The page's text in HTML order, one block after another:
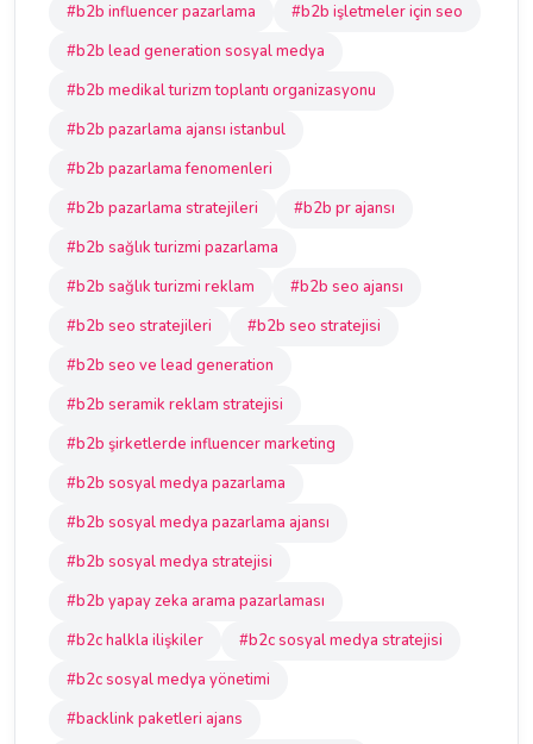
#b2b influencer pazarlama
#b2b işletmeler için seo
#b2b lead generation sosyal medya
#b2b medikal turizm toplantı organizasyonu
#b2b pazarlama ajansı istanbul
#b2b pazarlama fenomenleri
#b2b pazarlama stratejileri
#b2b pr ajansı
#b2b sağlık turizmi pazarlama
#b2b sağlık turizmi reklam
#b2b seo ajansı
#b2b seo stratejileri
#b2b seo stratejisi
#b2b seo ve lead generation
#b2b seramik reklam stratejisi
#b2b şirketlerde influencer marketing
#b2b sosyal medya pazarlama
#b2b sosyal medya pazarlama ajansı
#b2b sosyal medya stratejisi
#b2b yapay zeka arama pazarlaması
#b2c halkla ilişkiler
#b2c sosyal medya stratejisi
#b2c sosyal medya yönetimi
#backlink paketleri ajans